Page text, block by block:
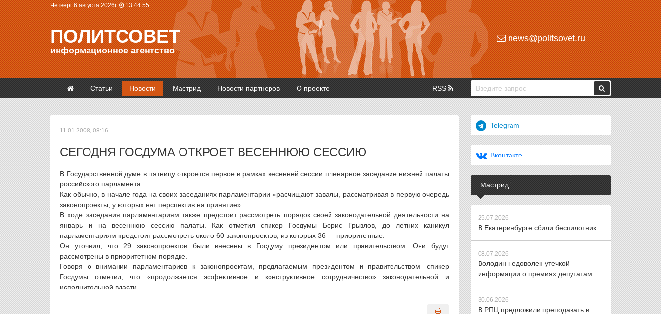
Четверг 6 августа 2026г. 13:44:55
ПОЛИТСОВЕТ
информационное агентство
news@politsovet.ru
Статьи Новости Мастрид Новости партнеров О проекте RSS
11.01.2008, 08:16
СЕГОДНЯ ГОСДУМА ОТКРОЕТ ВЕСЕННЮЮ СЕССИЮ
В Государственной думе в пятницу откроется первое в рамках весенней сессии пленарное заседание нижней палаты
российского парламента.
Как обычно, в начале года на своих заседаниях парламентарии «расчищают завалы, рассматривая в первую очередь
законопроекты, у которых нет перспектив на принятие».
В ходе заседания парламентариям также предстоит рассмотреть порядок своей законодательной деятельности на
январь и на весеннюю сессию палаты. Как отметил спикер Госдумы Борис Грызлов, до летних каникул
парламентариям предстоит рассмотреть около 60 законопроектов, из которых 36 — приоритетные.
Он уточнил, что 29 законопроектов были внесены в Госдуму президентом или правительством. Они будут
рассмотрены в приоритетном порядке.
Говоря о внимании парламентариев к законопроектам, предлагаемым президентом и правительством, спикер
Госдумы отметил, что «продолжается эффективное и конструктивное сотрудничество» законодательной и
исполнительной власти.
Telegram
Вконтакте
Мастрид
25.07.2026
В Екатеринбурге сбили беспилотник
08.07.2026
Володин недоволен утечкой
информации о премиях депутатам
30.06.2026
В РПЦ предложили преподавать в